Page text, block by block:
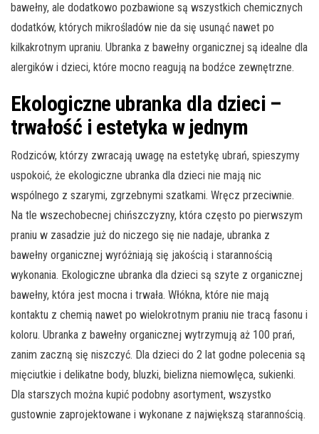
bawełny, ale dodatkowo pozbawione są wszystkich chemicznych
dodatków, których mikrośladów nie da się usunąć nawet po
kilkakrotnym upraniu. Ubranka z bawełny organicznej są idealne dla
alergików i dzieci, które mocno reagują na bodźce zewnętrzne.
Ekologiczne ubranka dla dzieci –
trwałość i estetyka w jednym
Rodziców, którzy zwracają uwagę na estetykę ubrań, spieszymy
uspokoić, że ekologiczne ubranka dla dzieci nie mają nic
wspólnego z szarymi, zgrzebnymi szatkami. Wręcz przeciwnie.
Na tle wszechobecnej chińszczyzny, która często po pierwszym
praniu w zasadzie już do niczego się nie nadaje, ubranka z
bawełny organicznej wyróżniają się jakością i starannością
wykonania. Ekologiczne ubranka dla dzieci są szyte z organicznej
bawełny, która jest mocna i trwała. Włókna, które nie mają
kontaktu z chemią nawet po wielokrotnym praniu nie tracą fasonu i
koloru. Ubranka z bawełny organicznej wytrzymują aż 100 prań,
zanim zaczną się niszczyć. Dla dzieci do 2 lat godne polecenia są
mięciutkie i delikatne body, bluzki, bielizna niemowlęca, sukienki.
Dla starszych można kupić podobny asortyment, wszystko
gustownie zaprojektowane i wykonane z największą starannością.